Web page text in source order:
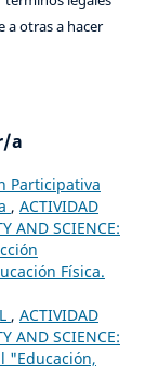
a otras a hacer
a
Participativa
, ACTIVIDAD
AND SCIENCE:
Física.
, ACTIVIDAD
AND SCIENCE:
"Educación,